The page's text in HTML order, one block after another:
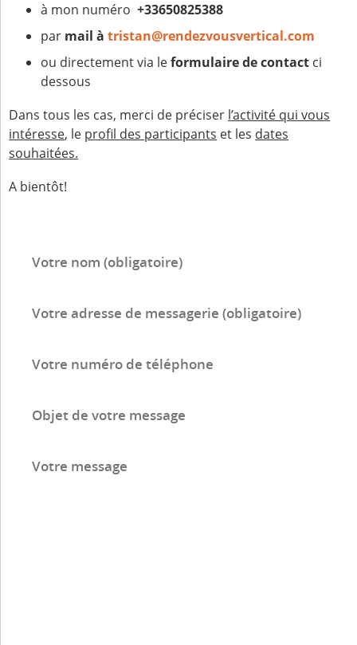
à mon numéro +33650825388
par mail àtristan@rendezvousvertical.com
ou directement via leformulaire de contact ci
dessous
Dans tous les cas, merci de préciser l’activité qui vous
intéresse, le profil des participants et les dates
souhaitées.
A bientôt!